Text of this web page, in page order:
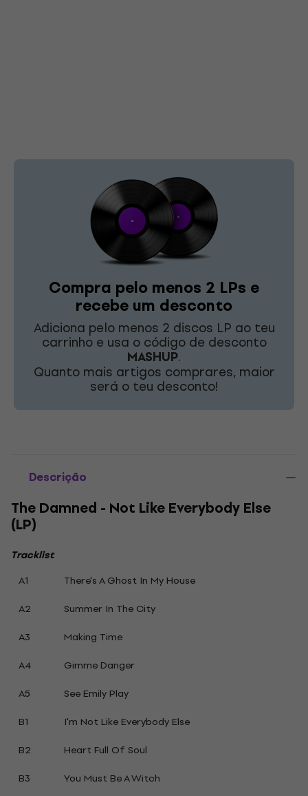
Compra pelo menos 2 LPs e
recebe um desconto
Adiciona pelo menos 2 discos LP ao teu
carrinho e usa o código de desconto
MASHUP.
Quanto mais artigos comprares, maior
será o teu desconto!
Descrição
The Damned - Not Like Everybody Else
(LP)
Tracklist
A1
There's A Ghost In My House
A2
Summer In The City
A3
Making Time
A4
Gimme Danger
A5
See Emily Play
B1
I'm Not Like Everybody Else
B2
Heart Full Of Soul
B3
You Must Be A Witch